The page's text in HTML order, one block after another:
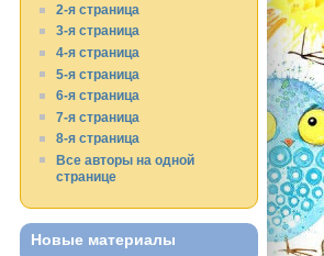
2-я страница
3-я страница
4-я страница
5-я страница
6-я страница
7-я страница
8-я страница
Все авторы на одной
странице
Новые материалы